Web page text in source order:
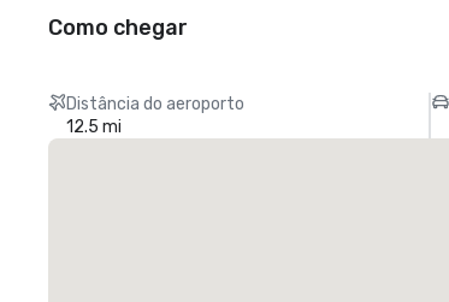
Como chegar
Distância do aeroporto
12.5 mi